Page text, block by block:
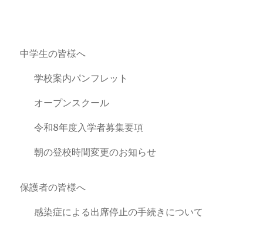
中学生の皆様へ
学校案内パンフレット
オープンスクール
令和8年度入学者募集要項
朝の登校時間変更のお知らせ
保護者の皆様へ
感染症による出席停止の手続きについて